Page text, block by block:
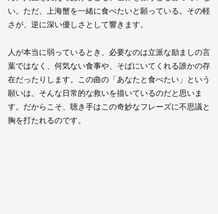
い。ただ、上海蟹を一緒に食べたいと願っている。その軽
さが、逆に深い優しさとして響きます。
人が本当に弱っているとき、必要なのは立派な励ましの言
葉ではなく、何気ない食事や、そばにいてくれる誰かの存
在だったりします。この曲の「あなたと食べたい」という
願いは、そんな日常的な救いを描いているのだと思いま
す。だからこそ、聴き手はこの奇妙なフレーズに不思議と
胸を打たれるのです。